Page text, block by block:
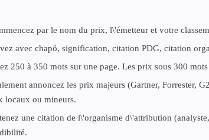
par le nom du prix, l\'émetteur et votre
avec chapô, signification, citation PDG, citation
250 à 350 mots sur une page. Les prix sous 300
annoncez les prix majeurs (Gartner, Forrester,
locaux ou mineurs.
une citation de l\'organisme d\'attribution